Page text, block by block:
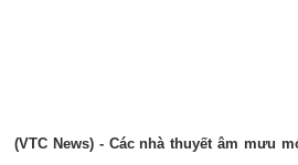
(VTC News) - Các nhà thuyết âm mưu